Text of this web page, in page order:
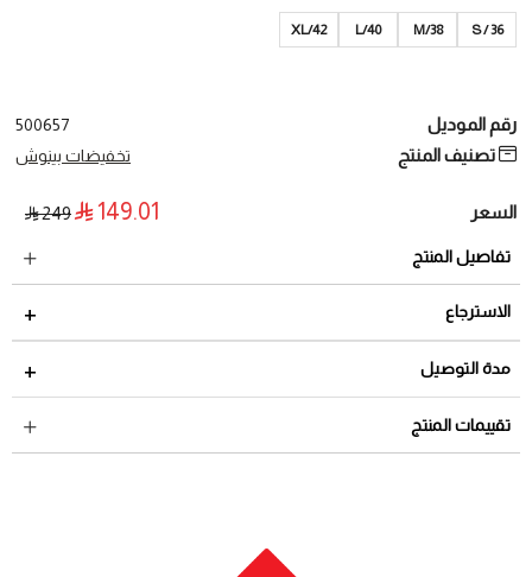
36 / S
38/M
40/L
XL/42
رقم الموديل 500657
تصنيف المنتج تخفيضات بينوش
السعر 149.01
249
تفاصيل المنتج
الاسترجاع
مدة الاسترجاع 2 أيام من تاريخ استلام الطلب
لمراجعة سياسة الاسترجاع عبر الرابط التالي
مدة التوصيل
داخل السعودية: من 3 الى 8 أيام عمل
تقييمات المنتج